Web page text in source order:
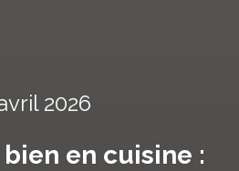
2026
en cuisine :